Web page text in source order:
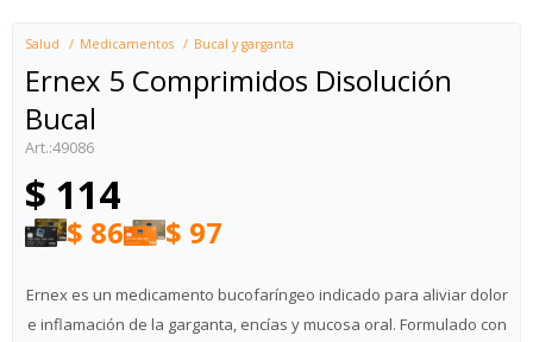
Salud Medicamentos Bucal y garganta
Ernex 5 Comprimidos Disolución
Bucal
49086
$ 114
$ 86 $ 97
Ernex es un medicamento bucofaríngeo indicado para aliviar dolor
e inflamación de la garganta, encías y mucosa oral. Formulado con